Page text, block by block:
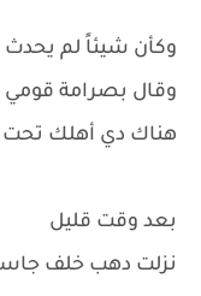
وكأن شيئاً لم يحدث
وقال بصرامة قومي
هناك دي أهلك تحت
بعد وقت قليل
نزلت دهب خلف جاسر